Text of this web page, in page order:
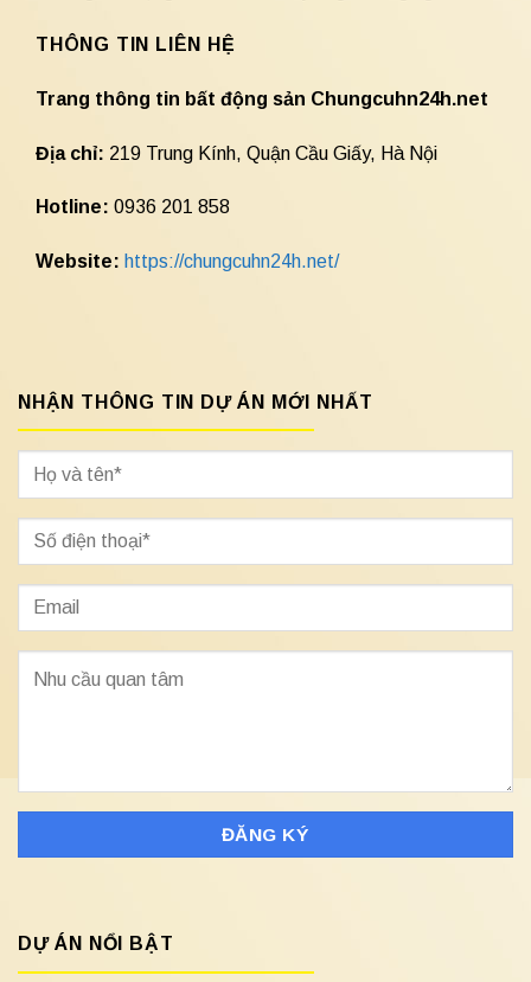
THÔNG TIN LIÊN HỆ
Trang thông tin bất động sản Chungcuhn24h.net
Địa chỉ: 219 Trung Kính, Quận Cầu Giấy, Hà Nội
Hotline: 0936 201 858
Website: https://chungcuhn24h.net/
NHẬN THÔNG TIN DỰ ÁN MỚI NHẤT
DỰ ÁN NỔI BẬT